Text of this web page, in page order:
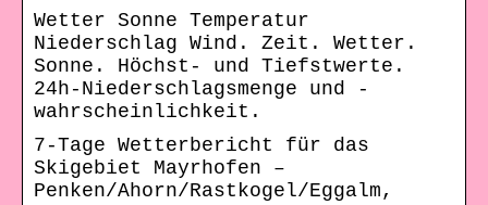
Wetter Sonne Temperatur
Niederschlag Wind. Zeit. Wetter.
Sonne. Höchst- und Tiefstwerte.
24h-Niederschlagsmenge und -
wahrscheinlichkeit.
7-Tage Wetterbericht für das
Skigebiet Mayrhofen –
Penken/Ahorn/Rastkogel/Eggalm,